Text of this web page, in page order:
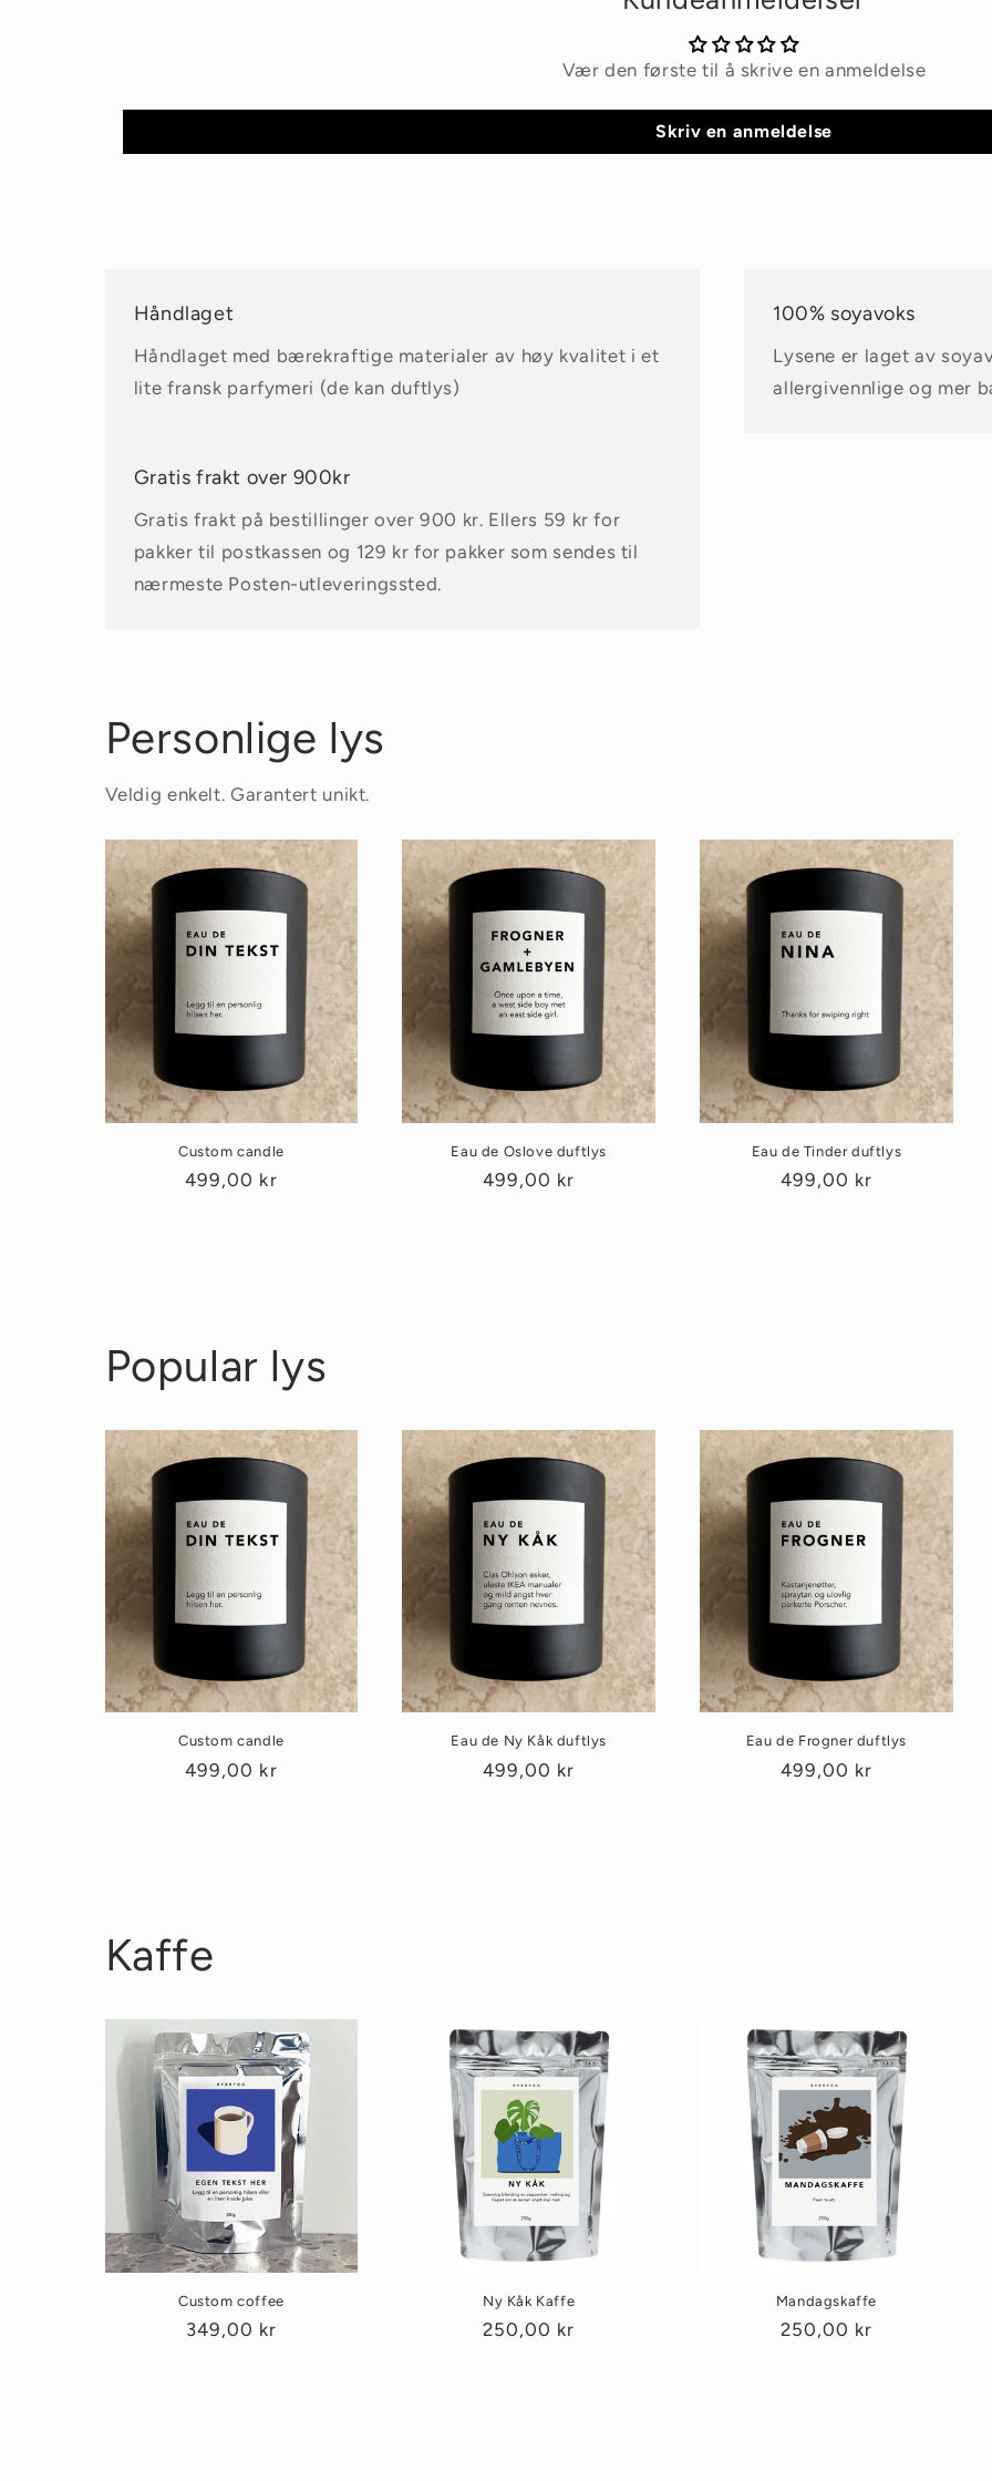
Vær den første til å skrive en anmeldelse
Skriv en anmeldelse
Håndlaget
Håndlaget med bærekraftige materialer av høy kvalitet i et
lite fransk parfymeri (de kan duftlys)
100% soyavoks
Lysene er laget av
allergivennlige og mer
Gratis frakt over 900kr
Gratis frakt på bestillinger over 900 kr. Ellers 59 kr for
pakker til postkassen og 129 kr for pakker som sendes til
nærmeste Posten-utleveringssted.
Personlige lys
Veldig enkelt. Garantert unikt.
Custom candle
Vanlig
499,00 kr
Eau de Oslove duftlys
Vanlig
499,00 kr
Eau de Tinder duftlys
Vanlig
499,00 kr
Popular lys
Custom candle
Vanlig
499,00 kr
Eau de Ny Kåk duftlys
Vanlig
499,00 kr
Eau de Frogner duftlys
Vanlig
499,00 kr
Kaffe
Custom coffee
Vanlig
349,00 kr
Ny Kåk Kaffe
Vanlig
250,00 kr
Mandagskaffe
Vanlig
250,00 kr